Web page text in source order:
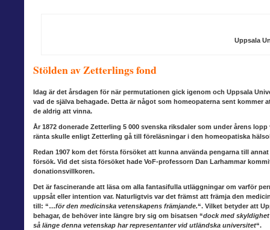
Uppsala
Stölden av Zetterlings fond
Idag är det årsdagen för när permutationen gick igenom och Uppsala
vad de själva behagade. Detta är något som homeopaterna sent
de aldrig att vinna.
År 1872 donerade Zetterling 5 000 svenska riksdaler som under årens
ränta skulle enligt Zetterling gå till föreläsningar i den homeopatiska
Redan 1907 kom det första försöket att kunna använda pengarna till
försök. Vid det sista försöket hade VoF-professorn Dan Larhammar
donationsvillkoren.
Det är fascinerande att läsa om alla fantasifulla utläggningar om varför
uppsåt eller intention var. Naturligtvis var det främst att främja den
till: “…för den medicinska vetenskapens främjande.“. Vilket betyder att
behagar, de behöver inte längre bry sig om bisatsen “dock med
så länge denna vetenskap har representanter vid utländska universitet“.